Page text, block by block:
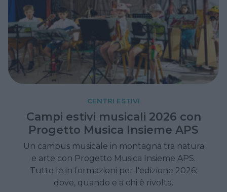
CENTRI ESTIVI
Campi estivi musicali 2026 con
Progetto Musica Insieme APS
Un campus musicale in montagna tra natura
e arte con Progetto Musica Insieme APS.
Tutte le in formazioni per l'edizione 2026:
dove, quando e a chi è rivolta.